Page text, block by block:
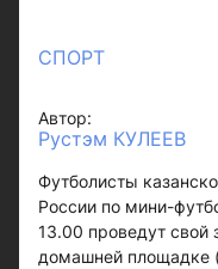
СПОРТ
Автор:
Рустэм КУЛЕЕВ
Футболисты
России по мини-
13.00 проведут свой
домашней площадке